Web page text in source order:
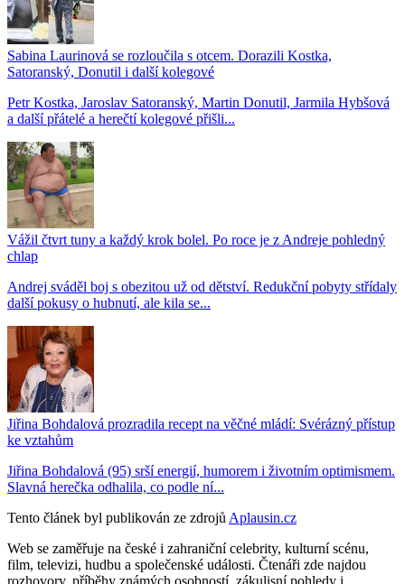
Sabina Laurinová se rozloučila s otcem. Dorazili Kostka,
Satoranský, Donutil i další kolegové
Petr Kostka, Jaroslav Satoranský, Martin Donutil, Jarmila Hybšová
a další přátelé a herečtí kolegové přišli...
Vážil čtvrt tuny a každý krok bolel. Po roce je z Andreje pohledný
chlap
Andrej sváděl boj s obezitou už od dětství. Redukční pobyty střídaly
další pokusy o hubnutí, ale kila se...
Jiřina Bohdalová prozradila recept na věčné mládí: Svérázný přístup
ke vztahům
Jiřina Bohdalová (95) srší energií, humorem i životním optimismem.
Slavná herečka odhalila, co podle ní...
Tento článek byl publikován ze zdrojů Aplausin.cz
Web se zaměřuje na české i zahraniční celebrity, kulturní scénu,
film, televizi, hudbu a společenské události. Čtenáři zde najdou
rozhovory, příběhy známých osobností, zákulisní pohledy i